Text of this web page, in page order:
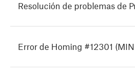
Resolución de problemas de
Error de Homing #12301